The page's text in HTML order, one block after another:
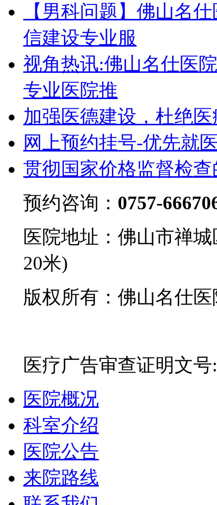
【男科问题】佛山名
信建设专业服
视角热讯:佛山名仕医
专业医院推
加强医德建设，杜绝
网上预约挂号-优先就
贯彻国家价格监督检
预约咨询： 0757-
医院地址：佛山市禅
20米)
版权所有：佛山名仕
医疗广告审查证明文
医院概况
科室介绍
医院公告
来院路线